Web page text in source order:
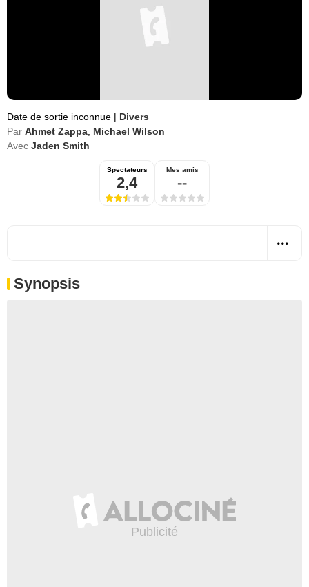
Date de sortie inconnue | Divers
Par Ahmet Zappa Michael Wilson
Avec Jaden Smith
Spectateurs
2,4
Mes amis
--
Synopsis